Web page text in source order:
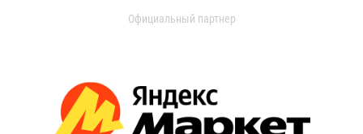
Официальный партнер